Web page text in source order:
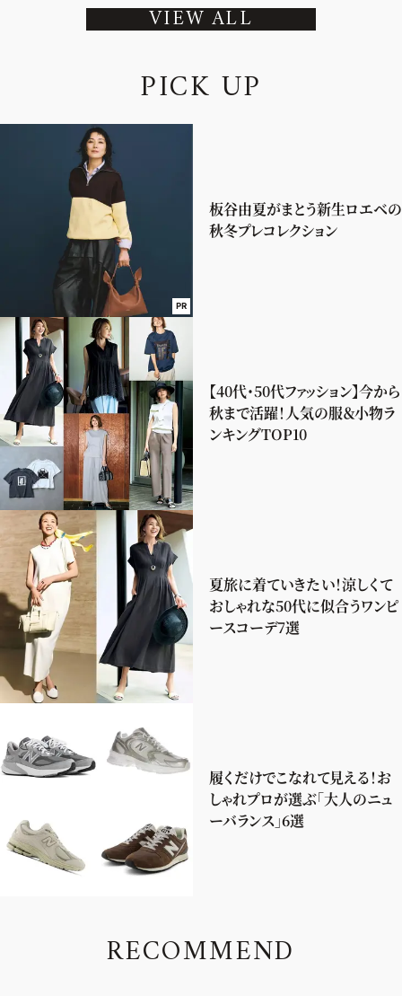
VIEW ALL
PICK UP
PR
板谷由夏がまとう新生ロエベの
秋冬プレコレクション
【40代・50代ファッション】今から
秋まで活躍！人気の服＆小物ラ
ンキングTOP10
夏旅に着ていきたい！涼しくて
おしゃれな50代に似合うワンピ
ースコーデ7選
履くだけでこなれて見える！お
しゃれプロが選ぶ「大人のニュ
ーバランス」6選
RECOMMEND